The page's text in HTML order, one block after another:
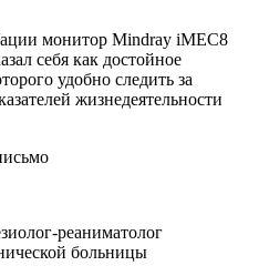
монитор Mindray iMEC8
себя как достойное
удобно следить за
жизнедеятельности
реаниматолог
больницы